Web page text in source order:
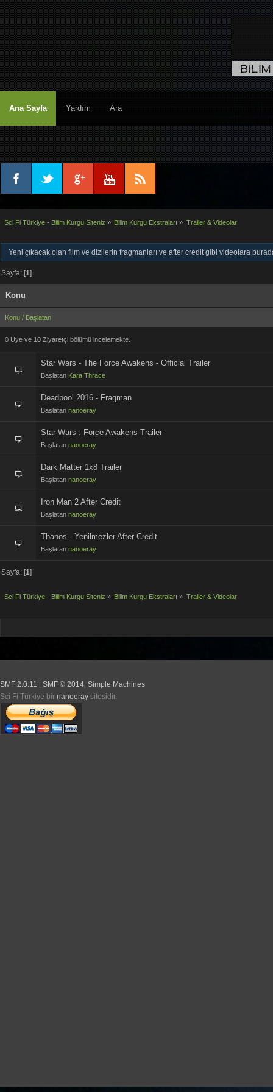
Ana Sayfa Yardım Ara
Sci Fi Türkiye - Bilim Kurgu Siteniz » Bilim Kurgu Ekstraları » Trailer & Videolar
Yeni çıkacak olan film ve dizilerin fragmanları ve after credit gibi videolara
Sayfa: [1]
Konu
Konu / Başlatan
0 Üye ve 10 Ziyaretçi bölümü incelemekte.
Star Wars - The Force Awakens - Official Trailer
Başlatan Kara Thrace
Deadpool 2016 - Fragman
Başlatan nanoeray
Star Wars : Force Awakens Trailer
Başlatan nanoeray
Dark Matter 1x8 Trailer
Başlatan nanoeray
Iron Man 2 After Credit
Başlatan nanoeray
Thanos - Yenilmezler After Credit
Başlatan nanoeray
Sayfa: [1]
Sci Fi Türkiye - Bilim Kurgu Siteniz » Bilim Kurgu Ekstraları » Trailer & Videolar
SMF 2.0.11 SMF © 2014, Simple Machines
Sci Fi Türkiye bir nanoeray sitesidir.